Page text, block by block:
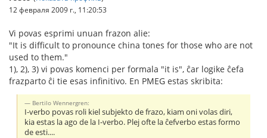
12 февраля 2009 г., 11:20:53
Vi povas esprimi unuan frazon alie:
"It is difficult to pronounce china tones for those who are not
used to them."
1), 2), 3) vi povas komenci per formala "it is", ĉar logike ĉefa
frazparto ĉi tie esas infinitivo. En PMEG estas skribita:
Bertilo Wennergren:
I-verbo povas roli kiel subjekto de frazo, kiam oni volas diri,
kia estas la ago de la I-verbo. Plej ofte la ĉefverbo estas formo
de esti....